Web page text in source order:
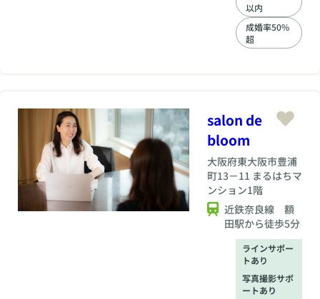
いる会員様はひとり
として同じ方はいら
っしゃいません。 皆
様それぞれの思いや
う サポートさせて頂
きます。
以内
成婚率50%
超
salon de
bloom
大阪府東大阪市豊浦
町13－11 まるはちマ
ンション1階
近鉄奈良線 額
田駅から徒歩5分
ラインサポー
トあり
写真撮影サポ
ートあり